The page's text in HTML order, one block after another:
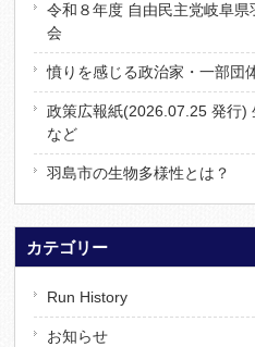
令和８年度 自由民主党岐阜
会
憤りを感じる政治家・一部
政策広報紙(2026.07.25 発行)
など
羽島市の生物多様性とは？
カテゴリー
Run History
お知らせ